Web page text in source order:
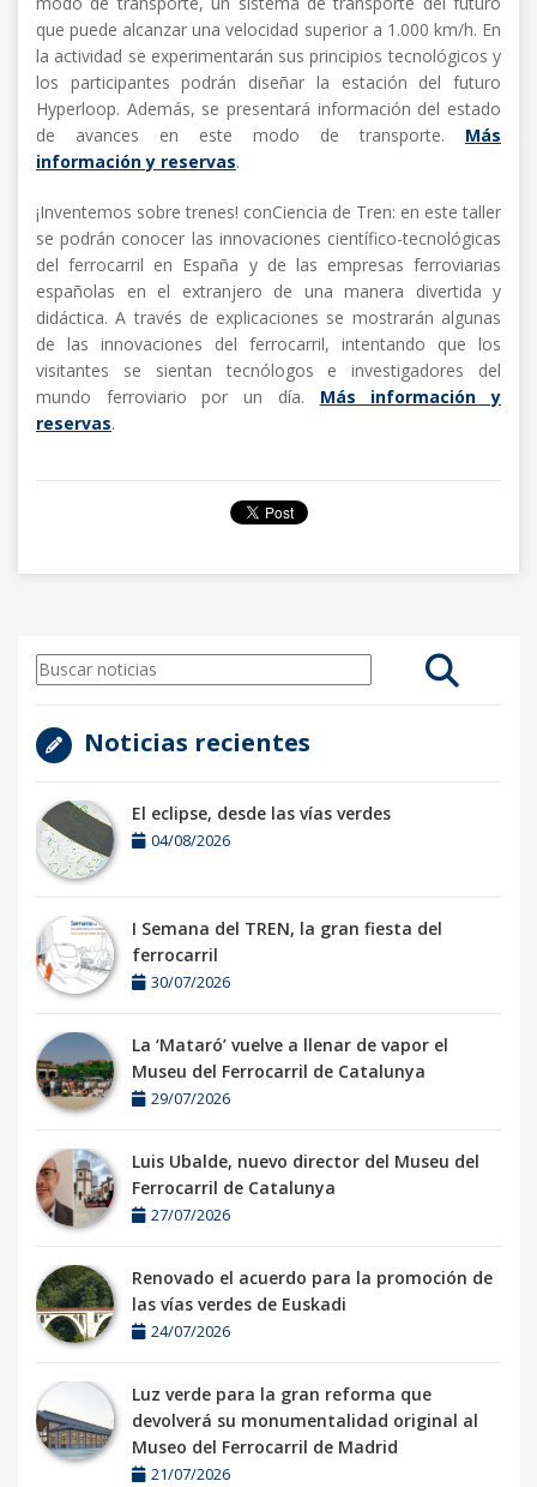
que puede alcanzar una velocidad superior a 1.000 km/h. En
la actividad se experimentarán sus principios tecnológicos y
los participantes podrán diseñar la estación del futuro
Hyperloop. Además, se presentará información del estado
de avances en este modo de transporte. Más
información y reservas.
¡Inventemos sobre trenes! conCiencia de Tren: en este taller
se podrán conocer las innovaciones científico-tecnológicas
del ferrocarril en España y de las empresas ferroviarias
españolas en el extranjero de una manera divertida y
didáctica. A través de explicaciones se mostrarán algunas
de las innovaciones del ferrocarril, intentando que los
visitantes se sientan tecnólogos e investigadores del
mundo ferroviario por un día. Más información y
reservas.
Noticias recientes
El eclipse, desde las vías verdes
04/08/2026
I Semana del TREN, la gran fiesta del
ferrocarril
30/07/2026
La ‘Mataró’ vuelve a llenar de vapor el
Museu del Ferrocarril de Catalunya
29/07/2026
Luis Ubalde, nuevo director del Museu del
Ferrocarril de Catalunya
27/07/2026
Renovado el acuerdo para la promoción de
las vías verdes de Euskadi
24/07/2026
Luz verde para la gran reforma que
devolverá su monumentalidad original al
Museo del Ferrocarril de Madrid
21/07/2026